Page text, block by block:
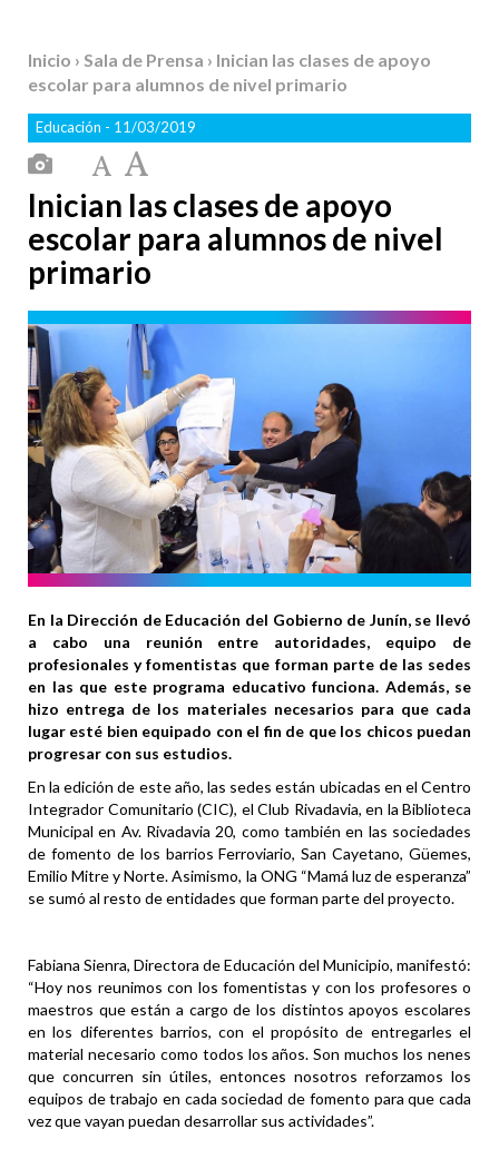
Inicio › Sala de Prensa › Inician las clases de apoyo
escolar para alumnos de nivel primario
Educación - 11/03/2019
Inician las clases de apoyo
escolar para alumnos de nivel
primario
En la Dirección de Educación del Gobierno de Junín, se llevó
a cabo una reunión entre autoridades, equipo de
profesionales y fomentistas que forman parte de las sedes
en las que este programa educativo funciona. Además, se
hizo entrega de los materiales necesarios para que cada
lugar esté bien equipado con el fin de que los chicos puedan
progresar con sus estudios.
En la edición de este año, las sedes están ubicadas en el Centro
Integrador Comunitario (CIC), el Club Rivadavia, en la Biblioteca
Municipal en Av. Rivadavia 20, como también en las sociedades
de fomento de los barrios Ferroviario, San Cayetano, Güemes,
Emilio Mitre y Norte. Asimismo, la ONG “Mamá luz de esperanza”
se sumó al resto de entidades que forman parte del proyecto.
Fabiana Sienra, Directora de Educación del Municipio, manifestó:
“Hoy nos reunimos con los fomentistas y con los profesores o
maestros que están a cargo de los distintos apoyos escolares
en los diferentes barrios, con el propósito de entregarles el
material necesario como todos los años. Son muchos los nenes
que concurren sin útiles, entonces nosotros reforzamos los
equipos de trabajo en cada sociedad de fomento para que cada
vez que vayan puedan desarrollar sus actividades”.